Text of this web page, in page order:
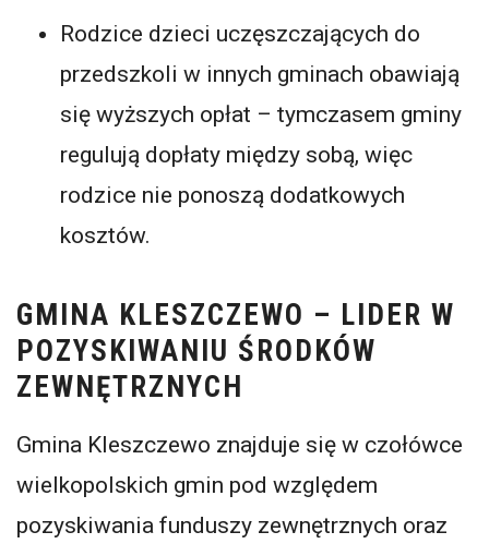
Rodzice dzieci uczęszczających do
przedszkoli w innych gminach obawiają
się wyższych opłat – tymczasem gminy
regulują dopłaty między sobą, więc
rodzice nie ponoszą dodatkowych
kosztów.
GMINA KLESZCZEWO – LIDER W
POZYSKIWANIU ŚRODKÓW
ZEWNĘTRZNYCH
Gmina Kleszczewo znajduje się w czołówce
wielkopolskich gmin pod względem
pozyskiwania funduszy zewnętrznych oraz